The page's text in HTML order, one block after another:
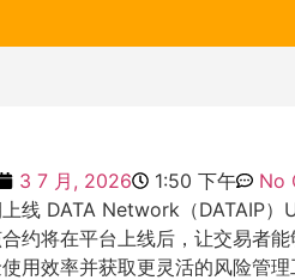
3 7 月, 2026 1:50 下午
No
线 DATA Network（DATAIP
约将在平台上线后，让交易者
用效率并获取更灵活的风险管